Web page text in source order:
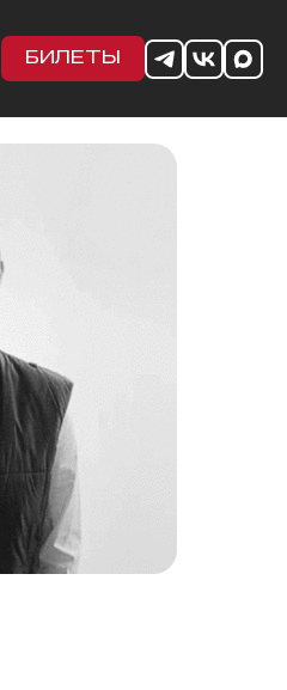
БИЛЕТЫ